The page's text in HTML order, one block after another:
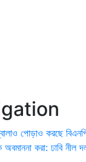
পোড়াও করছে
অবমাননা করা: ঢাবি নীল